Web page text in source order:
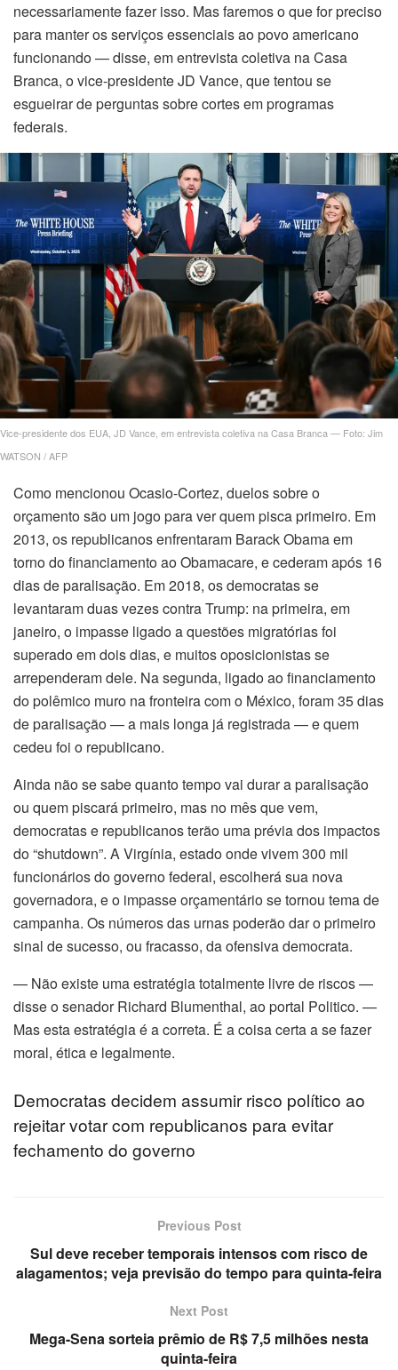
satın al
Panel
games
giriş
Generator
porn
panel
giriş
eve nakliyat
necessariamente fazer isso. Mas faremos o que for preciso
para manter os serviços essenciais ao povo americano
funcionando — disse, em entrevista coletiva na Casa
Branca, o vice-presidente JD Vance, que tentou se
esgueirar de perguntas sobre cortes em programas
federais.
Vice-presidente dos EUA, JD Vance, em entrevista coletiva na Casa Branca — Foto: Jim
WATSON / AFP
Como mencionou Ocasio-Cortez, duelos sobre o
orçamento são um jogo para ver quem pisca primeiro. Em
2013, os republicanos enfrentaram Barack Obama em
torno do financiamento ao Obamacare, e cederam após 16
dias de paralisação. Em 2018, os democratas se
levantaram duas vezes contra Trump: na primeira, em
janeiro, o impasse ligado a questões migratórias foi
superado em dois dias, e muitos oposicionistas se
arrependeram dele. Na segunda, ligado ao financiamento
do polêmico muro na fronteira com o México, foram 35 dias
de paralisação — a mais longa já registrada — e quem
cedeu foi o republicano.
Ainda não se sabe quanto tempo vai durar a paralisação
ou quem piscará primeiro, mas no mês que vem,
democratas e republicanos terão uma prévia dos impactos
do “shutdown”. A Virgínia, estado onde vivem 300 mil
funcionários do governo federal, escolherá sua nova
governadora, e o impasse orçamentário se tornou tema de
campanha. Os números das urnas poderão dar o primeiro
sinal de sucesso, ou fracasso, da ofensiva democrata.
— Não existe uma estratégia totalmente livre de riscos —
disse o senador Richard Blumenthal, ao portal Politico. —
Mas esta estratégia é a correta. É a coisa certa a se fazer
moral, ética e legalmente.
Democratas decidem assumir risco político ao
rejeitar votar com republicanos para evitar
fechamento do governo
Previous Post
Sul deve receber temporais intensos com risco de
alagamentos; veja previsão do tempo para quinta-feira
Next Post
Mega-Sena sorteia prêmio de R$ 7,5 milhões nesta
quinta-feira